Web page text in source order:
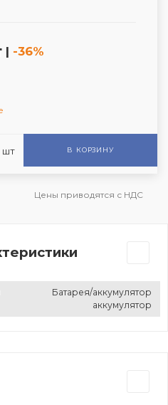
| -36%
шт В КОРЗИНУ
Цены приводятся с НДС
Батарея/аккумулятор
аккумулятор